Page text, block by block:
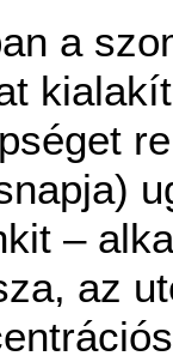
a
–
az